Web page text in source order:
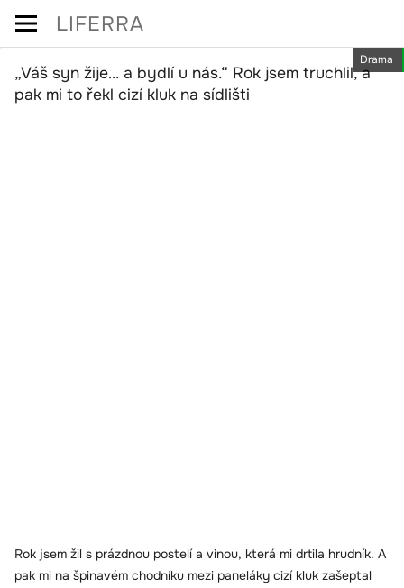
Skip
content
LIFERRA
Drama
„Váš syn žije… a bydlí u nás.“ Rok jsem truchlil, a
pak mi to řekl cizí kluk na sídlišti
Rok jsem žil s prázdnou postelí a vinou, která mi drtila hrudník. A
pak mi na špinavém chodníku mezi paneláky cizí kluk zašeptal